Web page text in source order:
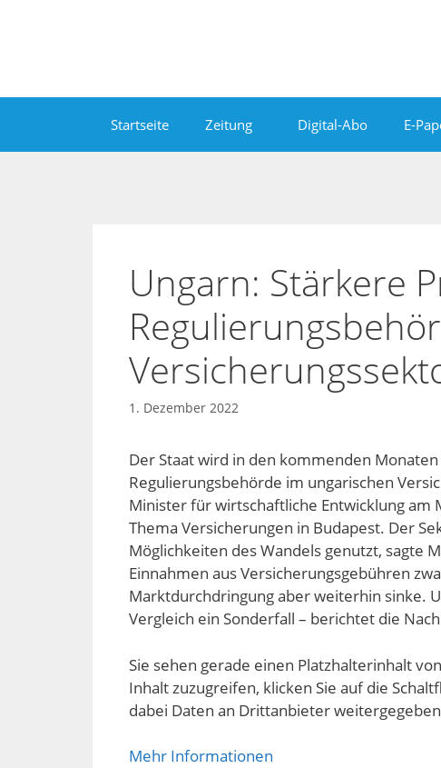
Startseite Zeitung Digital-Abo E-
Ungarn: Stärkere
1. Dezember 2022
Der Staat wird in den kommenden
Regulierungsbehörde im ungarischen
Minister für wirtschaftliche Entwicklung am
Thema Versicherungen in Budapest. Der
Möglichkeiten des Wandels genutzt, sagte
Einnahmen aus Versicherungsgebühren
Marktdurchdringung aber weiterhin sinke.
Vergleich ein Sonderfall – berichtet die
Sie sehen gerade einen Platzhalterinhalt von
Inhalt zuzugreifen, klicken Sie auf die
dabei Daten an Drittanbieter
Mehr Informationen